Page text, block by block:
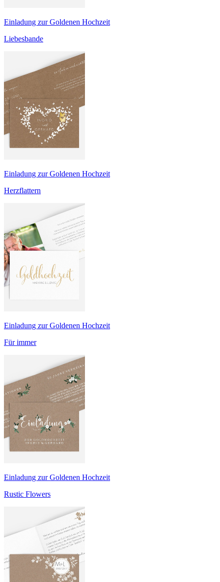
Einladung zur Goldenen Hochzeit
Liebesbande
Einladung zur Goldenen Hochzeit
Herzflattern
Einladung zur Goldenen Hochzeit
Für immer
Einladung zur Goldenen Hochzeit
Rustic Flowers